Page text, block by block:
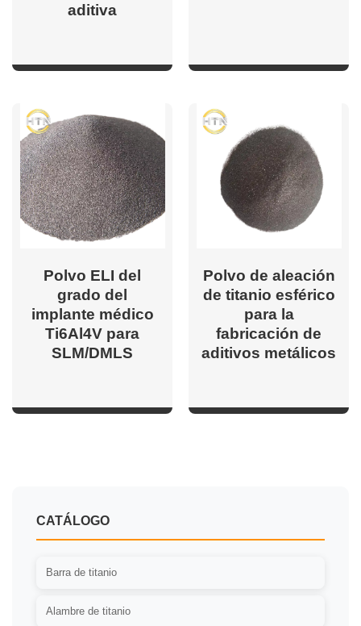
CATÁLOGO
Barra de titanio
Alambre de titanio
aditiva
Polvo ELI del
grado del
implante médico
Ti6Al4V para
SLM/DMLS
Polvo de aleación
de titanio esférico
para la
fabricación de
aditivos metálicos